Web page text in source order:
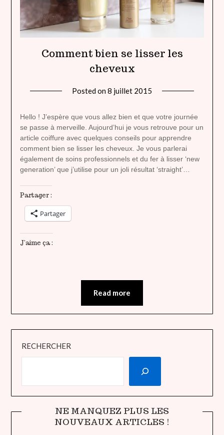
Comment bien se lisser les
cheveux
Posted on8 juillet 2015
heavenly
Hello ! J’espère que vous allez bien et que votre journée
se passe à merveille. Aujourd’hui je vous retrouve pour un
article coiffure avec quelques conseils pour apprendre
comment bien se lisser les cheveux. Je vous parlerai
également de soins professionnels et du fer à lisser ‘new
generation’ que j’utilise pour un joli résultat ‘straight’…
Partager :
Partager
J’aime ça :
Read more
RECHERCHER
NE MANQUEZ PLUS LES
NOUVEAUX ARTICLES !